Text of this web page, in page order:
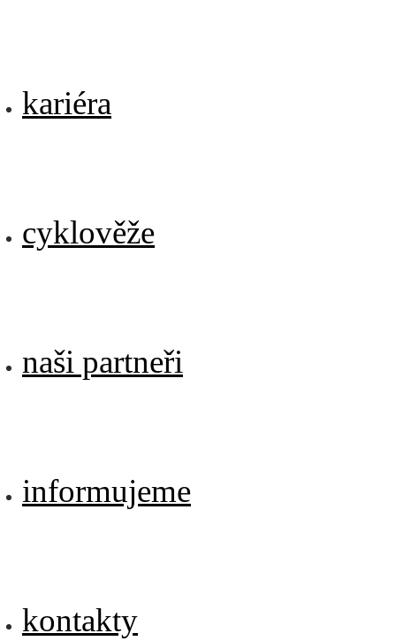
kariéra
cyklověže
naši partneři
informujeme
kontakty